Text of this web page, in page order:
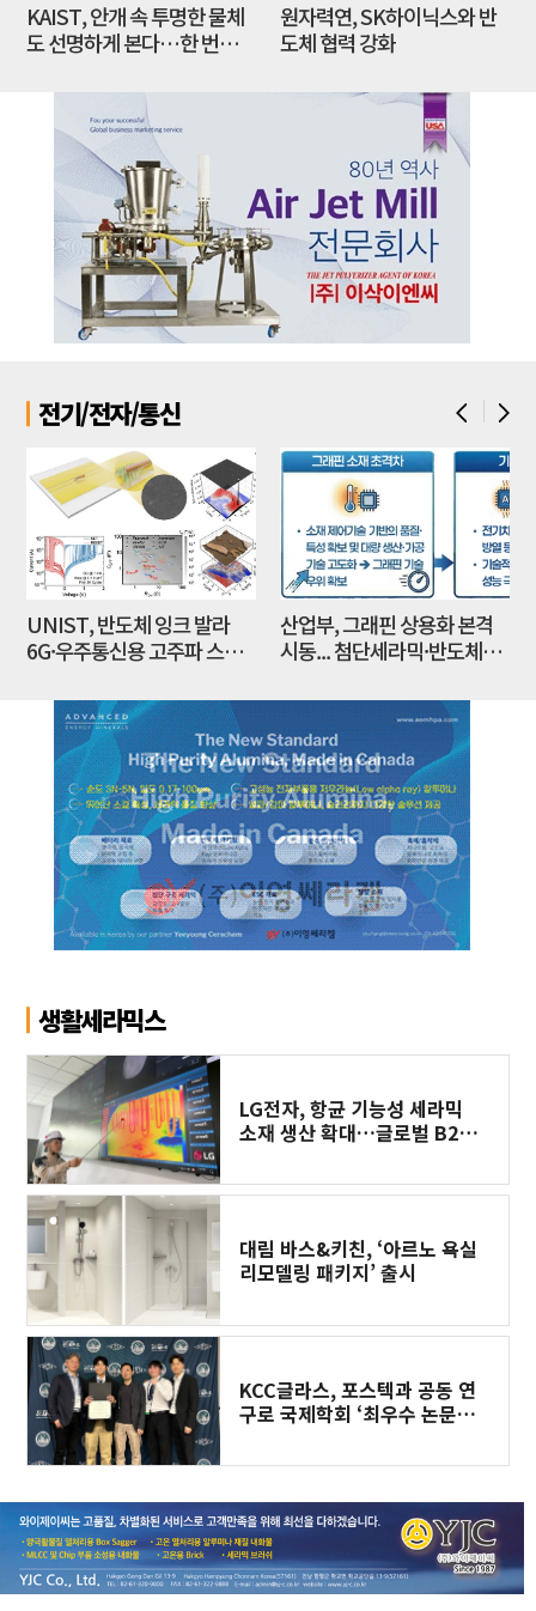
KAIST, 안개 속 투명한 물체
도 선명하게 본다…한 번의
원자력연, SK하이닉스와 반
도체 협력 강화
전기/전자/통신
UNIST, 반도체 잉크 발라
6G·우주통신용 고주파 스위
산업부, 그래핀 상용화 본격
시동... 첨단세라믹·반도체
생활세라믹스
LG전자, 항균 기능성 세라믹
소재 생산 확대…글로벌 B2B
대림 바스&키친, ‘아르노 욕실
리모델링 패키지’ 출시
KCC글라스, 포스텍과 공동 연
구로 국제학회 ‘최우수 논문상’